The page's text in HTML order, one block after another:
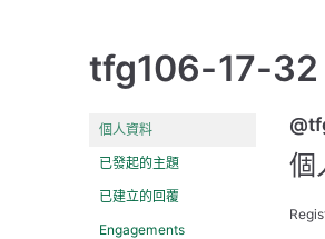
tfg106-17-32
個人資料
已發起的主題
已建立的回覆
Engagements
個